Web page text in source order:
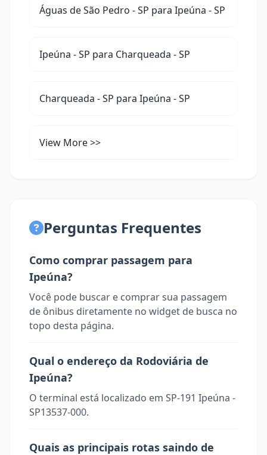
Águas de São Pedro - SP para Ipeúna - SP
Ipeúna - SP para Charqueada - SP
Charqueada - SP para Ipeúna - SP
View More >>
Perguntas Frequentes
Como comprar passagem para
Ipeúna?
Você pode buscar e comprar sua passagem
de ônibus diretamente no widget de busca no
topo desta página.
Qual o endereço da Rodoviária de
Ipeúna?
O terminal está localizado em SP-191 Ipeúna -
SP13537-000.
Quais as principais rotas saindo de